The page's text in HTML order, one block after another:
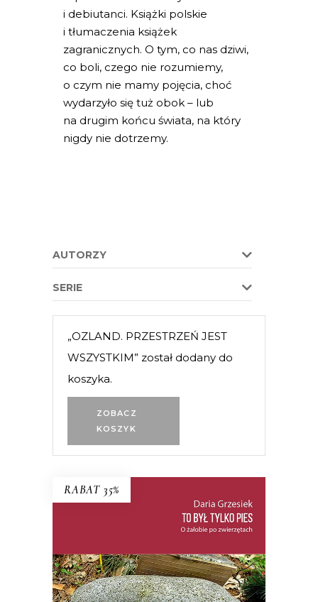
i debiutanci. Książki polskie
i tłumaczenia książek
zagranicznych. O tym, co nas dziwi,
co boli, czego nie rozumiemy,
o czym nie mamy pojęcia, choć
wydarzyło się tuż obok – lub
na drugim końcu świata, na który
nigdy nie dotrzemy.
AUTORZY
SERIE
ZOBACZ
KOSZYK
„OZLAND. PRZESTRZEŃ JEST
WSZYSTKIM” został dodany do
koszyka.
RABAT 35%
TO BYŁ TYLKO PIES